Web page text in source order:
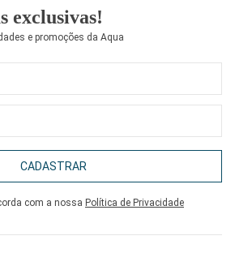
exclusivas!
e promoções da Aqua
CADASTRAR
com a nossa Política de Privacidade